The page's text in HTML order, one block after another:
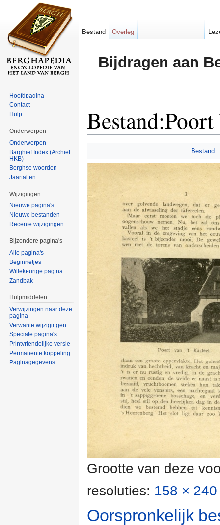
Bijdragen aan
Bestand
Grootte van deze
resoluties: 158 ×
Oorspronkelijk
Bestand Overleg
Hoofdpagina
Contact
Hulp
Onderwerpen
Onderwerpen
Barghief Index (Archief
HKB)
Berghse woorden
Jaartallen
Wijzigingen
Nieuwe pagina's
Nieuwe bestanden
Recente wijzigingen
Bijzondere pagina's
Alle pagina's
Beginnetjes
Willekeurige pagina
Zandbak
Hulpmiddelen
Verwijzingen naar deze
pagina
Verwante wijzigingen
Speciale pagina's
Printvriendelijke versie
Permanente koppeling
Paginagegevens